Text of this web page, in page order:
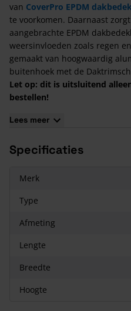
van CoverPro EPDM
te voorkomen. Daarnaast
aangebrachte EPDM
weersinvloeden zoals regen
gemaakt van hoogwaardig
buitenhoek met de
Let op: dit is uitsluitend
bestellen!
Kenmerken van de
De buitenhoek is 50x50 cm lang;
De buitenhoek is gemaakt
Inclusief verbindingsplaatje;
Eenvoudig te monteren.
Lees meer
Specificaties
Merk
Type
Afmeting
Lengte
Breedte
Hoogte